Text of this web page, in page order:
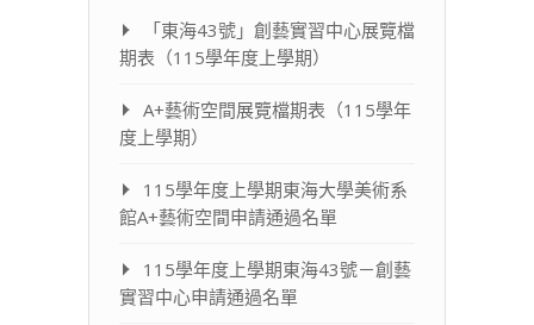
「東海43號」創藝實習中心展覽檔
期表（115學年度上學期）
A+藝術空間展覽檔期表（115學年
度上學期）
115學年度上學期東海大學美術系
館A+藝術空間申請通過名單
115學年度上學期東海43號－創藝
實習中心申請通過名單